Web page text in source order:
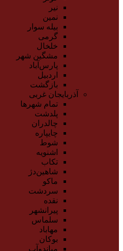
نیر
نمین
بیله سوار
گرمی
خلخال
مشگین شهر
پارس‌آباد
اردبیل
بازگشت
آذربایجان غربی
تمام شهر‌ها
پلدشت
چالدران
چایپاره
شوط
اشنویه
تکاب
شاهین‌دژ
ماکو
سردشت
نقده
پیرانشهر
سلماس
مهاباد
بوکان
میاندوآب